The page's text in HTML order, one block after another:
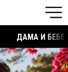
ДАМА И БЕБЕ